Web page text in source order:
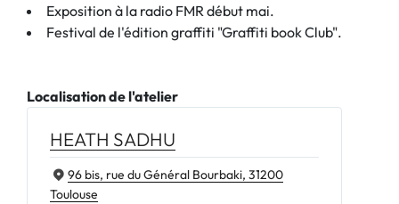
Exposition à la radio FMR début mai.
Festival de l'édition graffiti "Graffiti book Club".
Localisation de l'atelier
HEATH SADHU
96 bis, rue du Général Bourbaki, 31200
Toulouse